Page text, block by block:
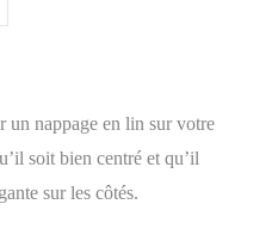
un nappage en lin sur votre
soit bien centré et qu’il
sur les côtés.